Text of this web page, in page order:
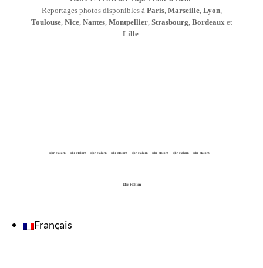
Reportages photos disponibles à Paris, Marseille, Lyon,
Toulouse, Nice, Nantes, Montpellier, Strasbourg, Bordeauxet
Lille.
Idir Hakim – Idir Hakim – Idir Hakim – Idir Hakim – Idir Hakim – Idir Hakim – Idir Hakim – Idir Hakim –
Idir Hakim
Français